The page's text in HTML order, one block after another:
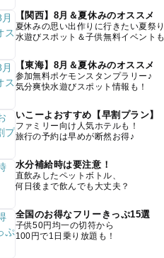
【関西】8月＆夏休みのオススメ
夏休みの思い出作りに行きたい夏祭り
水遊びスポット＆子供無料イベントも
【東海】8月＆夏休みのオススメ
参加無料ポケモンスタンプラリー♪
気分爽快水遊びスポット情報も！
いこーよおすすめ【早割プラン】
ファミリー向け人気ホテルも！
旅行の予約は早めが断然お得♪
水分補給時は要注意！
直飲みしたペットボトル、
何日後まで飲んでも大丈夫？
全国のお得なフリーきっぷ15選
子供50円均一の切符から
100円で1日乗り放題も！